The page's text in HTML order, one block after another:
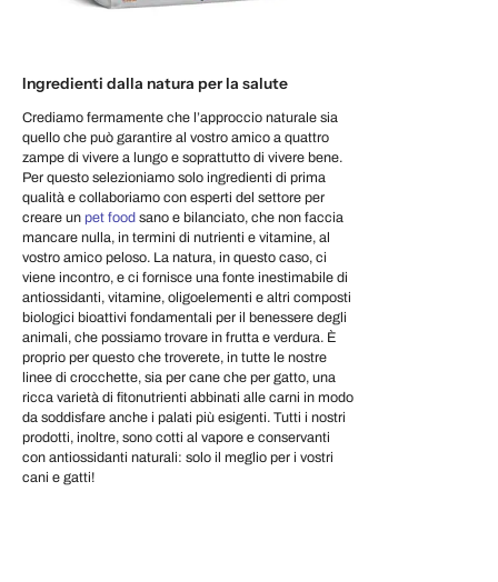
Ingredienti dalla natura per la salute
Crediamo fermamente che l’approccio naturale sia
quello che può garantire al vostro amico a quattro
zampe di vivere a lungo e soprattutto di vivere bene.
Per questo selezioniamo solo ingredienti di prima
qualità e collaboriamo con esperti del settore per
creare un pet food sano e bilanciato, che non faccia
mancare nulla, in termini di nutrienti e vitamine, al
vostro amico peloso. La natura, in questo caso, ci
viene incontro, e ci fornisce una fonte inestimabile di
antiossidanti, vitamine, oligoelementi e altri composti
biologici bioattivi fondamentali per il benessere degli
animali, che possiamo trovare in frutta e verdura. È
proprio per questo che troverete, in tutte le nostre
linee di crocchette, sia per cane che per gatto, una
ricca varietà di fitonutrienti abbinati alle carni in modo
da soddisfare anche i palati più esigenti. Tutti i nostri
prodotti, inoltre, sono cotti al vapore e conservanti
con antiossidanti naturali: solo il meglio per i vostri
cani e gatti!